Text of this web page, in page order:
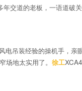
交道的老板，一语道破
电吊装经验的操机手，亲
场地太实用了。徐工